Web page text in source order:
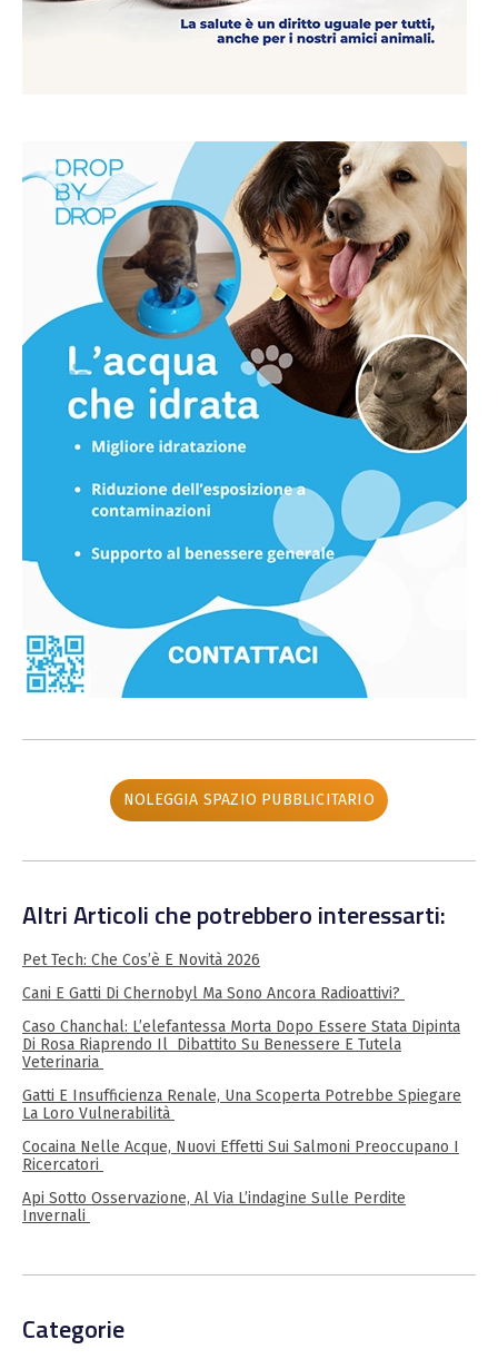
NOLEGGIA SPAZIO PUBBLICITARIO
Altri Articoli che potrebbero interessarti:
Pet Tech: Che Cos’è E Novità 2026
Cani E Gatti Di Chernobyl Ma Sono Ancora Radioattivi?
Caso Chanchal: L’elefantessa Morta Dopo Essere Stata Dipinta
Di Rosa Riaprendo Il Dibattito Su Benessere E Tutela
Veterinaria
Gatti E Insufficienza Renale, Una Scoperta Potrebbe Spiegare
La Loro Vulnerabilità
Cocaina Nelle Acque, Nuovi Effetti Sui Salmoni Preoccupano I
Ricercatori
Api Sotto Osservazione, Al Via L’indagine Sulle Perdite
Invernali
Categorie